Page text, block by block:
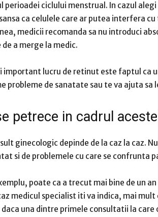
perioadei ciclului menstrual. In cazul
ca celulele care ar putea interfera
medicii recomanda sa nu introduci
a merge la medic.
important lucru de retinut este faptul ca
probleme de sanatate sau te va ajuta sa
petrece in cadrul
ginecologic depinde de la caz la caz.
si de problemele cu care se confrunta
poate ca a trecut mai bine de un
medicul specialist iti va indica, mai
una dintre primele consultatii la